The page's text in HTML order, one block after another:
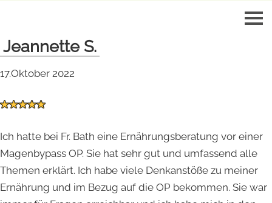
Jeannette S.
17.Oktober 2022
Ich hatte bei Fr. Bath eine Ernährungsberatung vor einer
Magenbypass OP. Sie hat sehr gut und umfassend alle
Themen erklärt. Ich habe viele Denkanstöße zu meiner
Ernährung und im Bezug auf die OP bekommen. Sie war